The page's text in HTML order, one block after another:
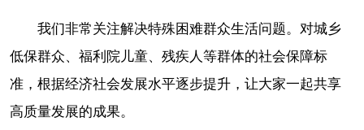
我们非常关注解决特殊困难群众生活问题。对城乡
低保群众、福利院儿童、残疾人等群体的社会保障标
准，根据经济社会发展水平逐步提升，让大家一起共享
高质量发展的成果。